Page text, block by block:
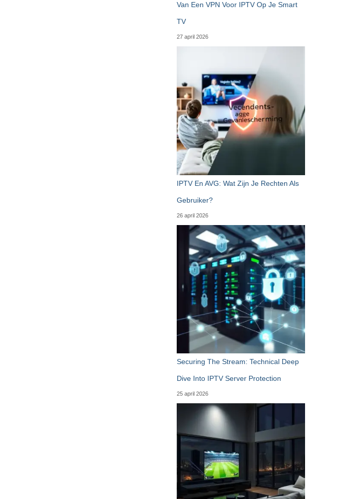
Van Een VPN Voor IPTV Op Je Smart
TV
27 april 2026
IPTV En AVG: Wat Zijn Je Rechten Als
Gebruiker?
26 april 2026
Securing The Stream: Technical Deep
Dive Into IPTV Server Protection
25 april 2026